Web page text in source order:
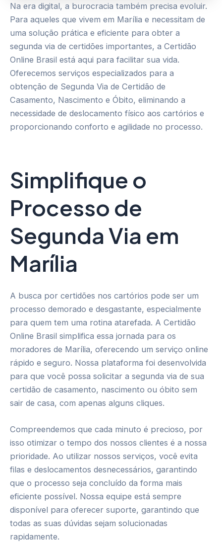
Na era digital, a burocracia também precisa evoluir.
Para aqueles que vivem em Marília e necessitam de
uma solução prática e eficiente para obter a
segunda via de certidões importantes, a Certidão
Online Brasil está aqui para facilitar sua vida.
Oferecemos serviços especializados para a
obtenção de Segunda Via de Certidão de
Casamento, Nascimento e Óbito, eliminando a
necessidade de deslocamento físico aos cartórios e
proporcionando conforto e agilidade no processo.
Simplifique o
Processo de
Segunda Via em
Marília
A busca por certidões nos cartórios pode ser um
processo demorado e desgastante, especialmente
para quem tem uma rotina atarefada. A Certidão
Online Brasil simplifica essa jornada para os
moradores de Marília, oferecendo um serviço online
rápido e seguro. Nossa plataforma foi desenvolvida
para que você possa solicitar a segunda via de sua
certidão de casamento, nascimento ou óbito sem
sair de casa, com apenas alguns cliques.
Compreendemos que cada minuto é precioso, por
isso otimizar o tempo dos nossos clientes é a nossa
prioridade. Ao utilizar nossos serviços, você evita
filas e deslocamentos desnecessários, garantindo
que o processo seja concluído da forma mais
eficiente possível. Nossa equipe está sempre
disponível para oferecer suporte, garantindo que
todas as suas dúvidas sejam solucionadas
rapidamente.